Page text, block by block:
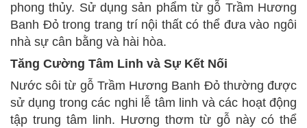
phong thủy. Sử dụng sản phẩm từ gỗ Trầm Hương
Banh Đỏ trong trang trí nội thất có thể đưa vào ngôi
nhà sự cân bằng và hài hòa.
Tăng Cường Tâm Linh và Sự Kết Nối
Nước sôi từ gỗ Trầm Hương Banh Đỏ thường được
sử dụng trong các nghi lễ tâm linh và các hoạt động
tập trung tâm linh. Hương thơm từ gỗ này có thể